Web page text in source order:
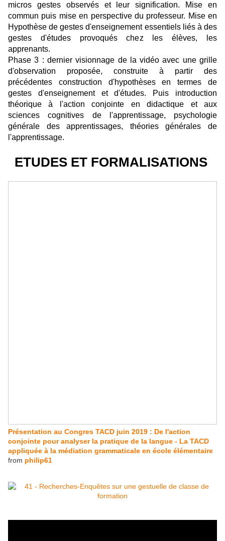
micros gestes observés et leur signification. Mise en
commun puis mise en perspective du professeur. Mise en
Hypothèse de gestes d'enseignement essentiels liés à des
gestes d'études provoqués chez les élèves, les
apprenants.
Phase 3 : dernier visionnage de la vidéo avec une grille
d'observation proposée, construite à partir des
précédentes construction d'hypothèses en termes de
gestes d'enseignement et d'études. Puis introduction
théorique à l'action conjointe en didactique et aux
sciences cognitives de l'apprentissage, psychologie
générale des apprentissages, théories générales de
l'apprentissage.
ETUDES ET FORMALISATIONS
Présentation au Congres TACD juin 2019 : De l'action
conjointe pour analyser la pratique de la langue - La TACD
appliquée à la médiation grammaticale en école élémentaire
from philip61